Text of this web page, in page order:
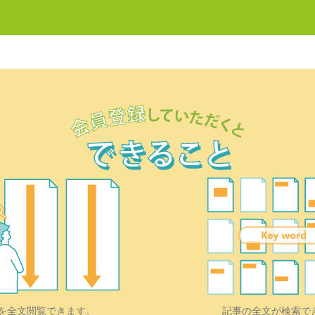
全文閲覧できます。 記事の全文が検索で